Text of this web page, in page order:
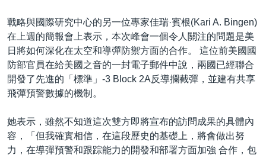
戰略與國際研究中心的另一位專家佳瑞·賓根(Kari A. Bingen)
在上週的簡報會上表示，本次峰會一個令人關注的問題是美
日將如何深化在太空和導彈防禦方面的合作。 這位前美國國
防部官員在給美國之音的一封電子郵件中說，兩國已經聯合
開發了先進的「標準」-3 Block 2A反導攔截彈，並建有共享
飛彈預警數據的機制。
她表示，雖然不知道這次雙方即將宣布的訪問成果的具體內
容，「但我確實相信，在這段歷史的基礎上，將會做出努
力，在導彈預警和跟踪能力的開發和部署方面加強 合作，包